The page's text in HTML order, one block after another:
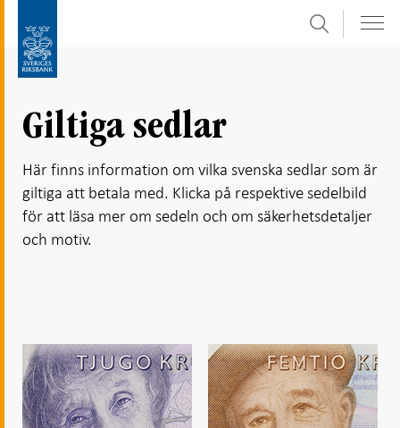
direkt
undersidor
Sök
Giltiga sedlar
Här finns information om vilka svenska sedlar som är
giltiga att betala med. Klicka på respektive sedelbild
för att läsa mer om sedeln och om säkerhetsdetaljer
och motiv.